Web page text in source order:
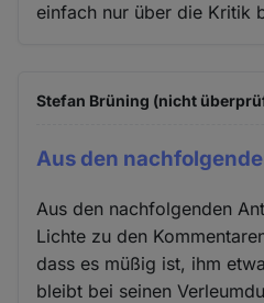
einfach nur über die Kritik
Stefan Brüning (nicht
Aus den
Aus den nachfolgenden
Lichte zu den
dass es müßig ist, ihm
bleibt bei seinen